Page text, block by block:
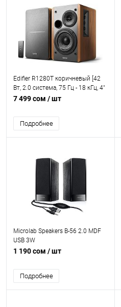
Edifier R1280T коричневый [42
Вт, 2.0 система, 75 Гц - 18 кГц, 4"
НЧ динамик, 13 мм ВЧ динамик,
громкости и высоких частот на
боковой панели]
7 499 сом / шт
Подробнее
Microlab Speakers B-56 2.0 MDF
USB 3W
1 190 сом / шт
Подробнее